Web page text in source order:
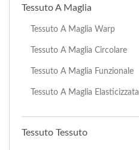
Tessuto A Maglia
Tessuto A Maglia Warp
Tessuto A Maglia Circolare
Tessuto A Maglia Funzionale
Tessuto A Maglia Elasticizzata
Tessuto Tessuto